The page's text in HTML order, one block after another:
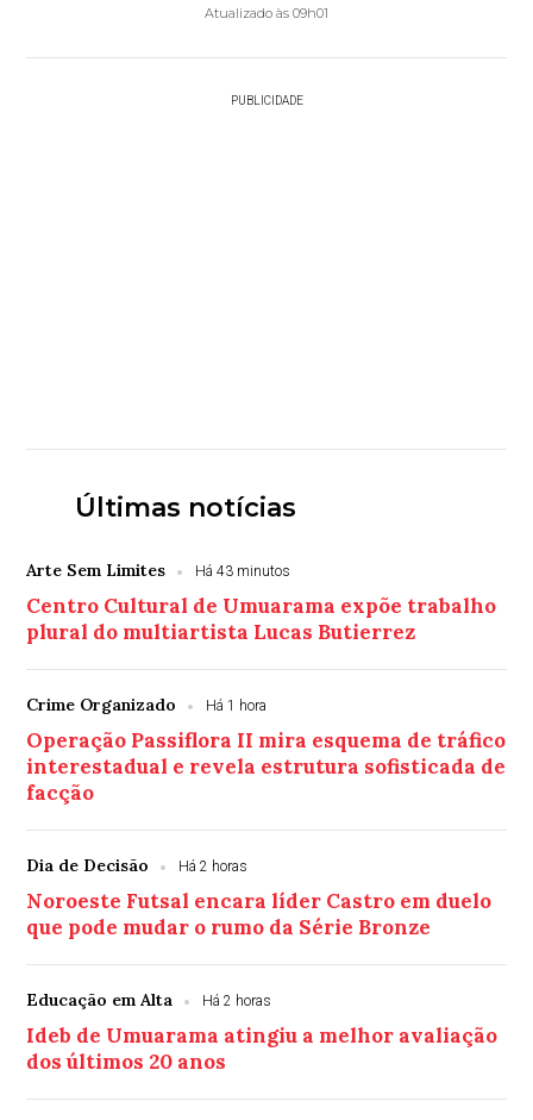
Atualizado às 09h01
PUBLICIDADE
Últimas notícias
Arte Sem Limites Há 43 minutos
Centro Cultural de Umuarama expõe trabalho
plural do multiartista Lucas Butierrez
Crime Organizado Há 1 hora
Operação Passiflora II mira esquema de tráfico
interestadual e revela estrutura sofisticada de
facção
Dia de Decisão Há 2 horas
Noroeste Futsal encara líder Castro em duelo
que pode mudar o rumo da Série Bronze
Educação em Alta Há 2 horas
Ideb de Umuarama atingiu a melhor avaliação
dos últimos 20 anos